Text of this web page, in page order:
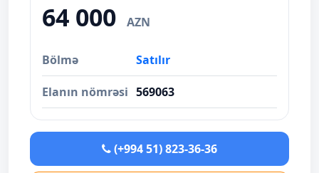
64 000 AZN
Bölmə Satılır
Elanın nömrəsi 569063
(+994 51) 823-36-36